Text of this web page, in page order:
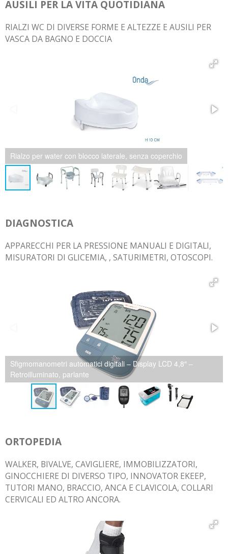
AUSILI PER LA VITA QUOTIDIANA
RIALZI WC DI DIVERSE FORME E ALTEZZE E AUSILI PER
VASCA DA BAGNO E DOCCIA
Rialzo water con braccioli
DIAGNOSTICA
APPARECCHI PER LA PRESSIONE MANUALI E DIGITALI,
MISURATORI DI GLICEMIA, , SATURIMETRI, OTOSCOPI.
Sfigmomanometro automatico digitale – Display LCD 4″
ORTOPEDIA
WALKER, BIVALVE, CAVIGLIERE, IMMOBILIZZATORI,
GINOCCHIERE DI DIVERSO TIPO, INNOVATOR EKEEP,
TUTORI MANO, BRACCIO, ANCA E CLAVICOLA, COLLARI
CERVICALI ED ALTRO ANCORA.